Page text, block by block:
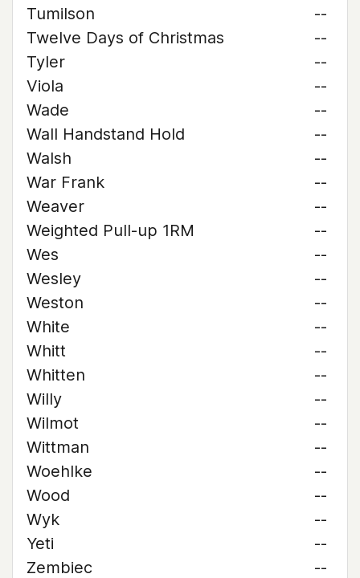
Tumilson
--
Twelve Days of Christmas
--
Tyler
--
Viola
--
Wade
--
Wall Handstand Hold
--
Walsh
--
War Frank
--
Weaver
--
Weighted Pull-up 1RM
--
Wes
--
Wesley
--
Weston
--
White
--
Whitt
--
Whitten
--
Willy
--
Wilmot
--
Wittman
--
Woehlke
--
Wood
--
Wyk
--
Yeti
--
Zembiec
--